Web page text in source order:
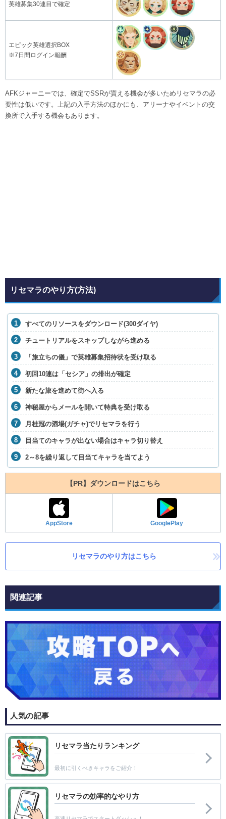
英雄募集30連目で確定
エピック英雄選択BOX
※7日間ログイン報酬
AFKジャーニーでは、確定でSSRが貰える機会が多いためリセマラの必
要性は低いです。上記の入手方法のほかにも、アリーナやイベントの交
換所で入手する機会もあります。
リセマラのやり方(方法)
すべてのリソースをダウンロード(300ダイヤ)
チュートリアルをスキップしながら進める
「旅立ちの儀」で英雄募集招待状を受け取る
初回10連は「セシア」の排出が確定
新たな旅を進めて街へ入る
神秘屋からメールを開いて特典を受け取る
月桂冠の酒場(ガチャ)でリセマラを行う
目当てのキャラが出ない場合はキャラ切り替え
2～8を繰り返して目当てキャラを当てよう
【PR】ダウンロードはこちら
AppStore GooglePlay
リセマラのやり方はこちら
関連記事
人気の記事
リセマラ当たりランキング
最初に引くべきキャラをご紹介！
リセマラの効率的なやり方